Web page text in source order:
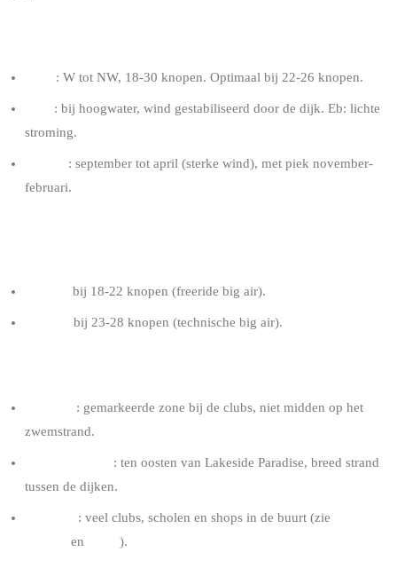
: W tot NW, 18-30 knopen. Optimaal bij 22-26 knopen.
: bij hoogwater, wind gestabiliseerd door de dijk. Eb: lichte
stroming.
: september tot april (sterke wind), met piek november-
februari.
bij 18-22 knopen (freeride big air).
bij 23-28 knopen (technische big air).
: gemarkeerde zone bij de clubs, niet midden op het
zwemstrand.
: ten oosten van Lakeside Paradise, breed strand
tussen de dijken.
: veel clubs, scholen en shops in de buurt (zie
en ).